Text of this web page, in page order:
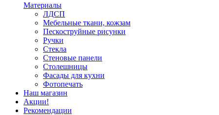
Материалы
ЛДСП
Мебельные ткани, кожзам
Пескоструйные рисунки
Ручки
Стекла
Стеновые панели
Столешницы
Фасады для кухни
Фотопечать
Наш магазин
Акции!
Рекомендации